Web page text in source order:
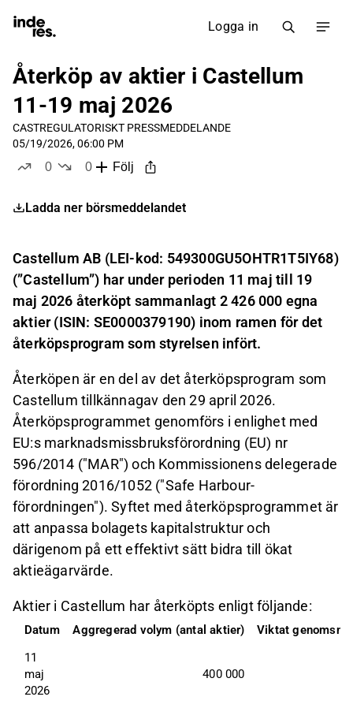
Logga in
Återköp av aktier i Castellum
11-19 maj 2026
CASTREGULATORISKT PRESSMEDDELANDE
05/19/2026, 06:00 PM
0
0
Följ
Ladda ner börsmeddelandet
Castellum AB (LEI-kod: 549300GU5OHTR1T5IY68)
(”Castellum”) har under perioden 11 maj till 19
maj 2026 återköpt sammanlagt 2 426 000 egna
aktier (ISIN: SE0000379190) inom ramen för det
återköpsprogram som styrelsen infört.
Återköpen är en del av det återköpsprogram som
Castellum tillkännagav den 29 april 2026.
Återköpsprogrammet genomförs i enlighet med
EU:s marknadsmissbruksförordning (EU) nr
596/2014 ("MAR") och Kommissionens delegerade
förordning 2016/1052 ("Safe Harbour-
förordningen"). Syftet med återköpsprogrammet är
att anpassa bolagets kapitalstruktur och
därigenom på ett effektivt sätt bidra till ökat
aktieägarvärde.
Aktier i Castellum har återköpts enligt följande:
Datum Aggregerad volym (antal aktier)
Viktat
11
maj
2026
400 000